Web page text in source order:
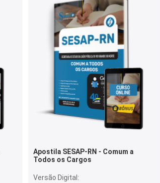
Apostila SESAP-RN - Comum a
Todos os Cargos
Versão Digital: